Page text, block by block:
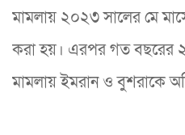
মামলায় ২০২৩ সালের মে
করা হয়। এরপর গত বছরের
মামলায় ইমরান ও বুশরাকে